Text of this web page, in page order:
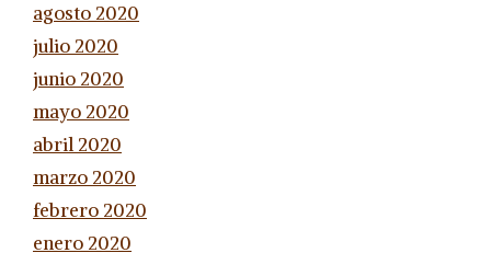
agosto 2020
julio 2020
junio 2020
mayo 2020
abril 2020
marzo 2020
febrero 2020
enero 2020